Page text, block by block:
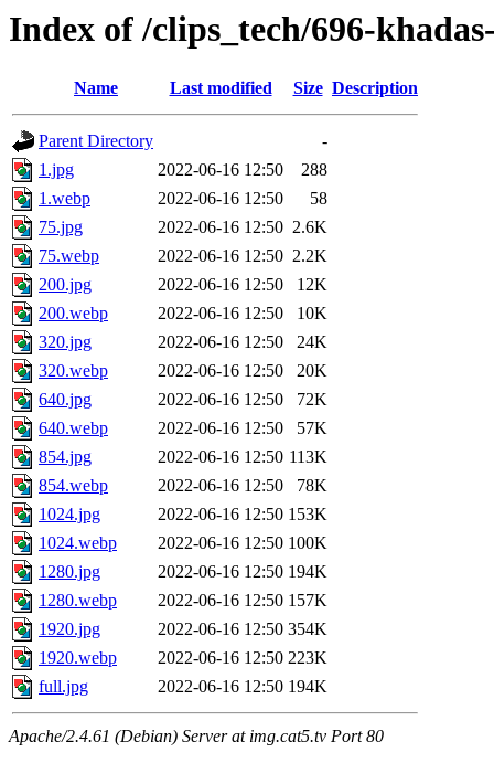
Index of /clips_tech/696-
Name Last modified Size Description
Parent Directory
-
1.jpg
2022-06-16 12:50
288
1.webp
2022-06-16 12:50
58
75.jpg
2022-06-16 12:50 2.6K
75.webp
2022-06-16 12:50 2.2K
200.jpg
2022-06-16 12:50
12K
200.webp
2022-06-16 12:50
10K
320.jpg
2022-06-16 12:50
24K
320.webp
2022-06-16 12:50
20K
640.jpg
2022-06-16 12:50
72K
640.webp
2022-06-16 12:50
57K
854.jpg
2022-06-16 12:50 113K
854.webp
2022-06-16 12:50
78K
1024.jpg
2022-06-16 12:50 153K
1024.webp
2022-06-16 12:50 100K
1280.jpg
2022-06-16 12:50 194K
1280.webp
2022-06-16 12:50 157K
1920.jpg
2022-06-16 12:50 354K
1920.webp
2022-06-16 12:50 223K
full.jpg
2022-06-16 12:50 194K
Apache/2.4.61 (Debian) Server at img.cat5.tv Port 80